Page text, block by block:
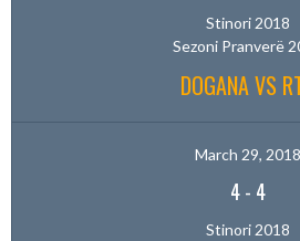
Stinori 2018
Sezoni Pranverë
DOGANA VS
March 29, 2018
4- 4
Stinori 2018